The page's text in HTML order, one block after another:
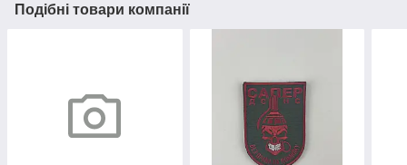
Подібні товари компанії